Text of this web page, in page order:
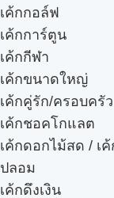
เค้กกอล์ฟ
เค้กการ์ตูน
เค้กกีฬา
เค้กขนาดใหญ่
เค้กคู่รัก/ครอบครัว
เค้กชอคโกแลต
เค้กดอกไม้สด / เ
ปลอม
เค้กดึงเงิน